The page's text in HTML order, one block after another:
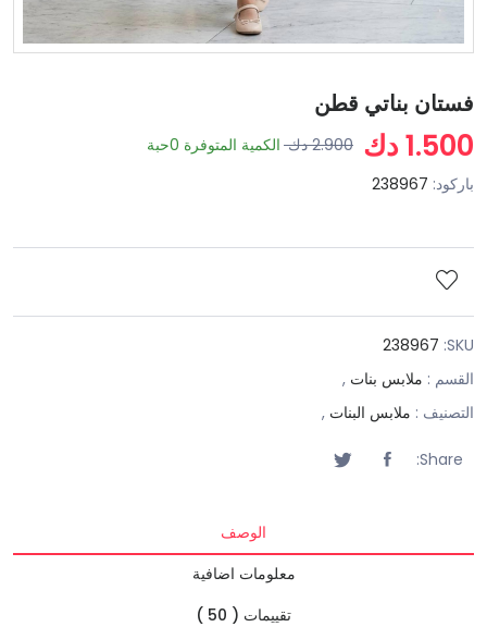
فستان بناتي قطن
1.500 دك 2.900 دك الكمية المتوفرة 0حبة
باركود: 238967
SKU:
238967
القسم : ملابس بنات ,
التصنيف : ملابس البنات ,
Share:
الوصف
معلومات اضافية
تقييمات ( 50 )